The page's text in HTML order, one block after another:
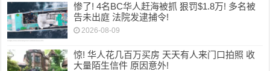
惨了! 4名BC华人赶海被抓 狠罚$1.8万! 多名被
告未出庭 法院发逮捕令!
2026-08-09
惊! 华人花几百万买房 天天有人来门口拍照 收
大量陌生信件 原因意外!